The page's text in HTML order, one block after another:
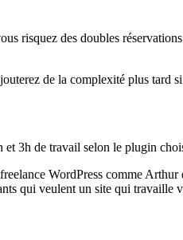
risquez des doubles
de la complexité plus tard si
et 3h de travail selon le plugin
WordPress comme
qui veulent un site qui travaille